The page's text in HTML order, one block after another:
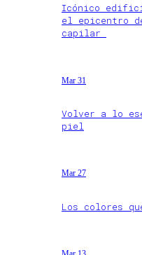
Icónico
el epicentro
capilar
Mar 31
Volver a lo
piel
Mar 27
Los colores